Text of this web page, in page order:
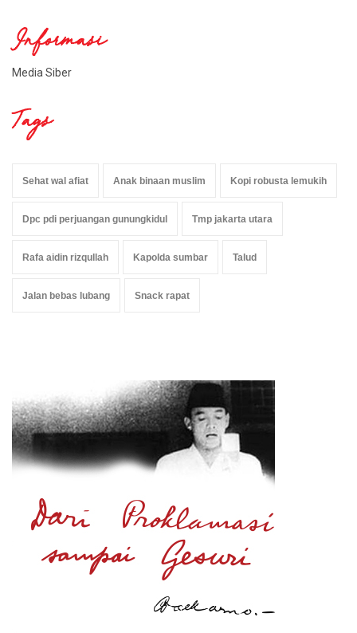
Informasi
Media Siber
Tags
Sehat wal afiat Anak binaan muslim Kopi robusta lemukih
Dpc pdi perjuangan gunungkidul Tmp jakarta utara
Rafa aidin rizqullah Kapolda sumbar Talud
Jalan bebas lubang Snack rapat